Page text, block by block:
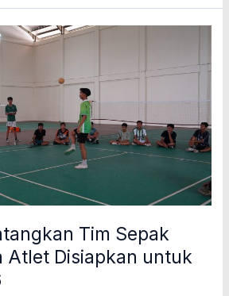
Tim Sepak
Atlet Disiapkan untuk